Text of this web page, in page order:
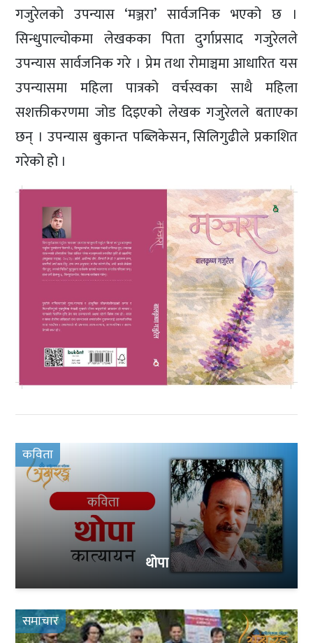
गजुरेलको उपन्यास ‘मञ्जरा’ सार्वजनिक भएको छ ।
सिन्धुपाल्चोकमा लेखकका पिता दुर्गाप्रसाद गजुरेलले
उपन्यास सार्वजनिक गरे । प्रेम तथा रोमाञ्चमा आधारित यस
उपन्यासमा महिला पात्रको वर्चस्वका साथै महिला
सशक्तीकरणमा जोड दिइएको लेखक गजुरेलले बताएका
छन् । उपन्यास बुकान्त पब्लिकेसन, सिलिगुढीले प्रकाशित
गरेको हो ।
कविता
थोपा
समाचार